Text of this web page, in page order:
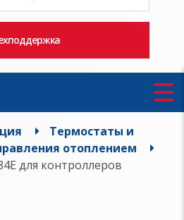
Термостаты и
отоплением
для контроллеров